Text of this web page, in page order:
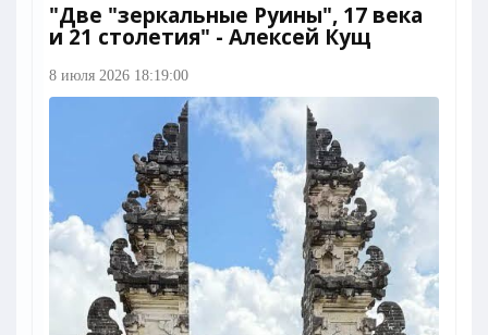
"Две "зеркальные Руины", 17 века
и 21 столетия" - Алексей Кущ
8 июля 2026 18:19:00